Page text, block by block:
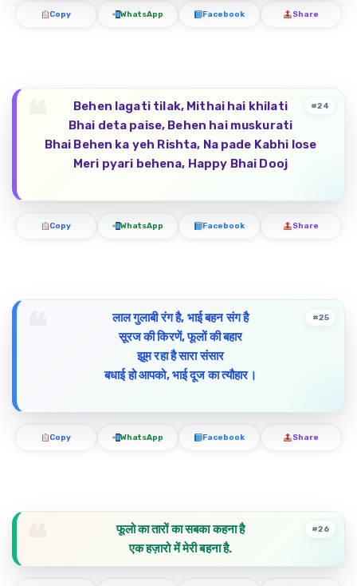
Copy WhatsApp Facebook Share
Behen lagati tilak, Mithai hai khilati
Bhai deta paise, Behen hai muskurati
Bhai Behen ka yeh Rishta, Na pade Kabhi lose
Meri pyari behena, Happy Bhai Dooj
#24
Copy WhatsApp Facebook Share
लाल गुलाबी रंग है, भाई बहन संग है
सूरज की किरणें, फूलों की बहार
झूम रहा है सारा संसार
बधाई हो आपको, भाई दूज का त्यौहार।
#25
Copy WhatsApp Facebook Share
फूलो का तारों का सबका कहना है
एक हज़ारो में मेरी बहना है.
#26